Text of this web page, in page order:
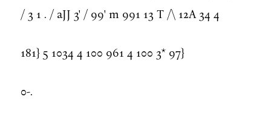
/ 3 1 . / aJJ 3' / 99' m 991 13 T /\ 12A 34 4
181} 5 1034 4 100 961 4 100 3* 97}
0-.